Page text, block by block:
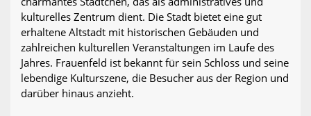
kulturelles Zentrum dient. Die Stadt bietet eine gut
erhaltene Altstadt mit historischen Gebäuden und
zahlreichen kulturellen Veranstaltungen im Laufe des
Jahres. Frauenfeld ist bekannt für sein Schloss und seine
lebendige Kulturszene, die Besucher aus der Region und
darüber hinaus anzieht.